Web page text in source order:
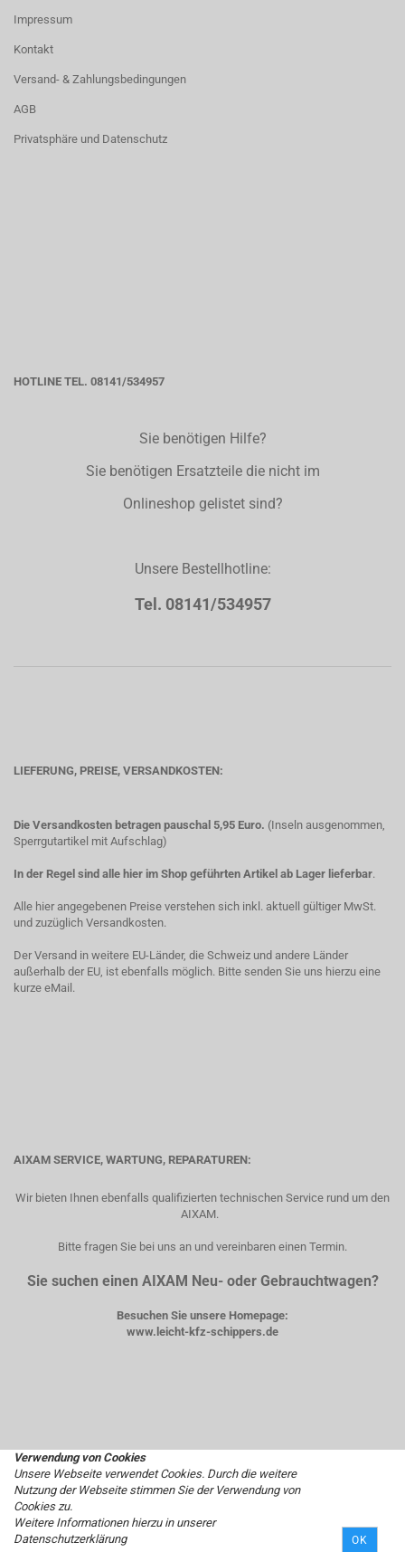
Verwendung von Cookies
Unsere Webseite verwendet Cookies. Durch die weitere
Nutzung der Webseite stimmen Sie der Verwendung von
Cookies zu.
Weitere Informationen hierzu in unserer
Datenschutzerklärung
OK
Impressum
Kontakt
Versand- & Zahlungsbedingungen
AGB
Privatsphäre und Datenschutz
HOTLINE TEL. 08141/534957
Sie benötigen Hilfe?
Sie benötigen Ersatzteile die nicht im
Onlineshop gelistet sind?
Unsere Bestellhotline:
Tel. 08141/534957
LIEFERUNG, PREISE, VERSANDKOSTEN:
Die Versandkosten betragen pauschal 5,95 Euro. (Inseln ausgenommen,
Sperrgutartikel mit Aufschlag)
In der Regel sind alle hier im Shop geführten Artikel ab Lager lieferbar.
Alle hier angegebenen Preise verstehen sich inkl. aktuell gültiger MwSt.
und zuzüglich Versandkosten.
Der Versand in weitere EU-Länder, die Schweiz und andere Länder
außerhalb der EU, ist ebenfalls möglich. Bitte senden Sie uns hierzu eine
kurze eMail.
AIXAM SERVICE, WARTUNG, REPARATUREN:
Wir bieten Ihnen ebenfalls qualifizierten technischen Service rund um den
AIXAM.
Bitte fragen Sie bei uns an und vereinbaren einen Termin.
Sie suchen einen AIXAM Neu- oder Gebrauchtwagen?
Besuchen Sie unsere Homepage:
www.leicht-kfz-schippers.de